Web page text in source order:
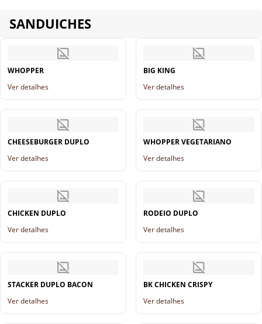
SANDUICHES
WHOPPER
Ver detalhes
BIG KING
Ver detalhes
CHEESEBURGER DUPLO
Ver detalhes
WHOPPER VEGETARIANO
Ver detalhes
CHICKEN DUPLO
Ver detalhes
RODEIO DUPLO
Ver detalhes
STACKER DUPLO BACON
Ver detalhes
BK CHICKEN CRISPY
Ver detalhes